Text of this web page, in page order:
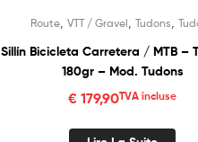
Route ,VTT / Gravel ,Tudons ,
Sillín Bicicleta Carretera / MTB –
180gr – Mod. Tudons
€ 179,90TVA incluse